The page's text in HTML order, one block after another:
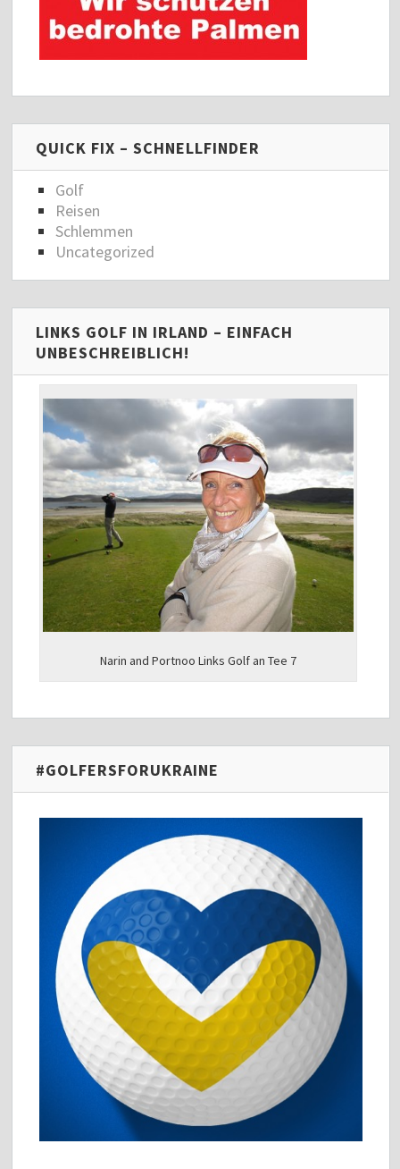
QUICK FIX – SCHNELLFINDER
Golf
Reisen
Schlemmen
Uncategorized
LINKS GOLF IN IRLAND – EINFACH
UNBESCHREIBLICH!
Narin and Portnoo Links Golf an Tee 7
#GOLFERSFORUKRAINE